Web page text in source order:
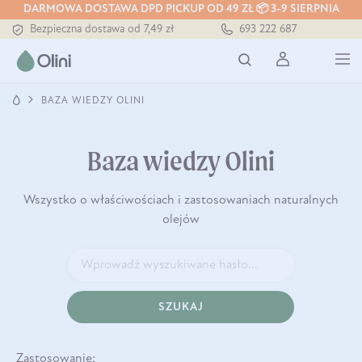
DARMOWA DOSTAWA DPD PICKUP OD 49 ZŁ 📦 3-9 SIERPNIA
Tłoczony zawsze na zimno
Bezpieczna dostawa od 7,49 zł
Tłoczony zawsze na zimno
693 222 687
BAZA WIEDZY OLINI
Baza wiedzy Olini
Wszystko o właściwościach i zastosowaniach naturalnych
olejów
SZUKAJ
Zastosowanie: